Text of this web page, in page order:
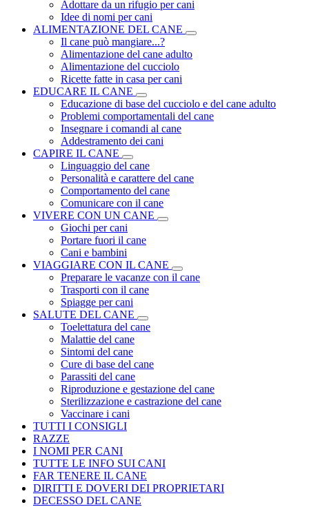
Adottare da un rifugio per cani
Idee di nomi per cani
ALIMENTAZIONE DEL CANE
Il cane può mangiare...?
Alimentazione del cane adulto
Alimentazione del cucciolo
Ricette fatte in casa per cani
EDUCARE IL CANE
Educazione di base del cucciolo e del cane adulto
Problemi comportamentali del cane
Insegnare i comandi al cane
Addestramento dei cani
CAPIRE IL CANE
Linguaggio del cane
Personalità e carattere del cane
Comportamento del cane
Comunicare con il cane
VIVERE CON UN CANE
Giochi per cani
Portare fuori il cane
Cani e bambini
VIAGGIARE CON IL CANE
Preparare le vacanze con il cane
Trasporti con il cane
Spiagge per cani
SALUTE DEL CANE
Toelettatura del cane
Malattie del cane
Sintomi del cane
Cure di base del cane
Parassiti del cane
Riproduzione e gestazione del cane
Sterilizzazione e castrazione del cane
Vaccinare i cani
TUTTI I CONSIGLI
RAZZE
I NOMI PER CANI
TUTTE LE INFO SUI CANI
FAR TENERE IL CANE
DIRITTI E DOVERI DEI PROPRIETARI
DECESSO DEL CANE